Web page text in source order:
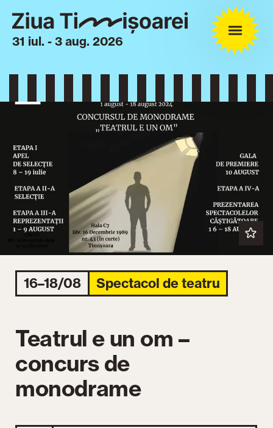
31 iul. - 3 aug. 2026
16–18/08 Spectacol de teatru
Teatrul e un om –
concurs de
monodrame